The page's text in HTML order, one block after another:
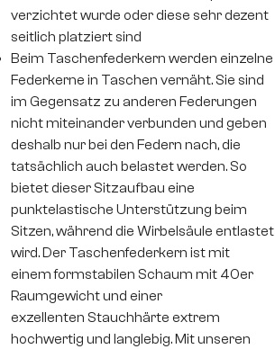
verzichtet wurde oder diese sehr dezent
seitlich platziert sind
Beim Taschenfederkern werden einzelne
Federkerne in Taschen vernäht. Sie sind
im Gegensatz zu anderen Federungen
nicht miteinander verbunden und geben
deshalb nur bei den Federn nach, die
tatsächlich auch belastet werden. So
bietet dieser Sitzaufbau eine
punktelastische Unterstützung beim
Sitzen, während die Wirbelsäule entlastet
wird. Der Taschenfederkern ist mit
einem formstabilen Schaum mit 40er
Raumgewicht und einer
exzellenten Stauchhärte extrem
hochwertig und langlebig. Mit unseren